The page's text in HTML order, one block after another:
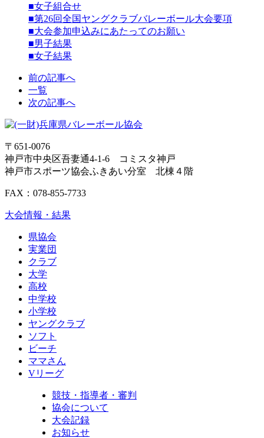
■女子組合せ
■第26回全国ヤングクラブバレーボール大会要項
■大会参加申込みにあたってのお願い
■男子結果
■女子結果
前の記事へ
一覧
次の記事へ
〒651-0076
神戸市中央区吾妻通4-1-6 コミスタ神戸
神戸市スポーツ協会ふきあい分室 北棟４階
FAX：078-855-7733
大会情報・結果
県協会
実業団
クラブ
大学
高校
中学校
小学校
ヤングクラブ
ソフト
ビーチ
ママさん
Vリーグ
競技・指導者・審判
協会について
大会記録
お知らせ